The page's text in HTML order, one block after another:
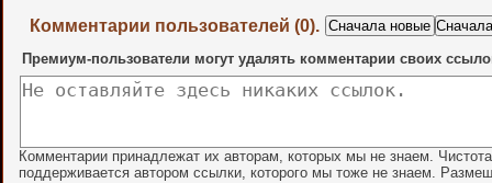
Комментарии пользователей (0).
Премиум-пользователи могут удалять комментарии своих
Комментарии принадлежат их авторам, которых мы не знаем.
поддерживается автором ссылки, которого мы тоже не знаем.